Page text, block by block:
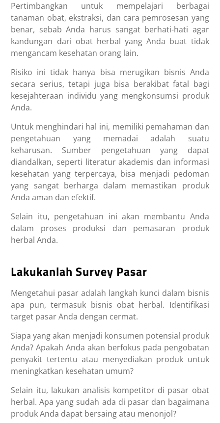
Pertimbangkan untuk mempelajari berbagai
tanaman obat, ekstraksi, dan cara pemrosesan yang
benar, sebab Anda harus sangat berhati-hati agar
kandungan dari obat herbal yang Anda buat tidak
mengancam kesehatan orang lain.
Risiko ini tidak hanya bisa merugikan bisnis Anda
secara serius, tetapi juga bisa berakibat fatal bagi
kesejahteraan individu yang mengkonsumsi produk
Anda.
Untuk menghindari hal ini, memiliki pemahaman dan
pengetahuan yang memadai adalah suatu
keharusan. Sumber pengetahuan yang dapat
diandalkan, seperti literatur akademis dan informasi
kesehatan yang terpercaya, bisa menjadi pedoman
yang sangat berharga dalam memastikan produk
Anda aman dan efektif.
Selain itu, pengetahuan ini akan membantu Anda
dalam proses produksi dan pemasaran produk
herbal Anda.
Lakukanlah Survey Pasar
Mengetahui pasar adalah langkah kunci dalam bisnis
apa pun, termasuk bisnis obat herbal. Identifikasi
target pasar Anda dengan cermat.
Siapa yang akan menjadi konsumen potensial produk
Anda? Apakah Anda akan berfokus pada pengobatan
penyakit tertentu atau menyediakan produk untuk
meningkatkan kesehatan umum?
Selain itu, lakukan analisis kompetitor di pasar obat
herbal. Apa yang sudah ada di pasar dan bagaimana
produk Anda dapat bersaing atau menonjol?